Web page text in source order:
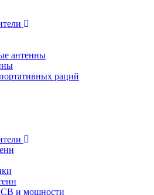
антенны
раций
и мощности